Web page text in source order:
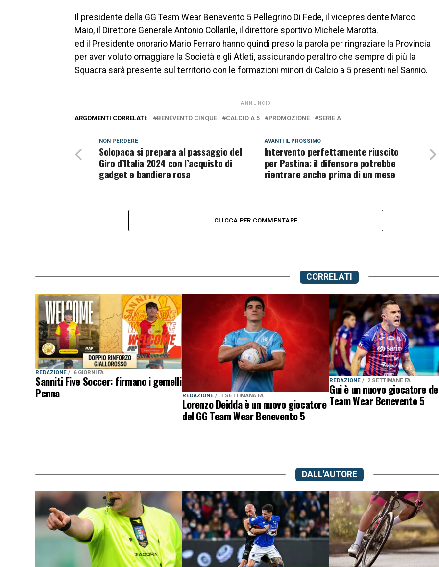
Il presidente della GG Team Wear Benevento 5 Pellegrino Di Fede, il vicepresidente Marco
Maio, il Direttore Generale Antonio Collarile, il direttore sportivo Michele Marotta.
ed il Presidente onorario Mario Ferraro hanno quindi preso la parola per ringraziare la Provincia
per aver voluto omaggiare la Società e gli Atleti, assicurando peraltro che sempre di più la
Squadra sarà presente sul territorio con le formazioni minori di Calcio a 5 presenti nel Sannio.
ANNUNCIO
ARGOMENTI CORRELATI: BENEVENTO CINQUE CALCIO A 5 PROMOZIONE SERIE A
AVANTI IL ​​PROSSIMO
Intervento perfettamente riuscito
per Pastina: il difensore potrebbe
rientrare anche prima di un mese
NON PERDERE
Solopaca si prepara al passaggio del
Giro d’Italia 2024 con l’acquisto di
gadget e bandiere rosa
CLICCA PER COMMENTARE
CORRELATI
REDAZIONE 6 GIORNI FA
Sanniti Five Soccer: firmano i gemelli
Penna REDAZIONE 1 SETTIMANA FA
Lorenzo Deidda è un nuovo giocatore
del GG Team Wear Benevento 5
REDAZIONE 2 SETTIMANE FA
Gui è un nuovo giocatore
Team Wear Benevento 5
DALL'AUTORE